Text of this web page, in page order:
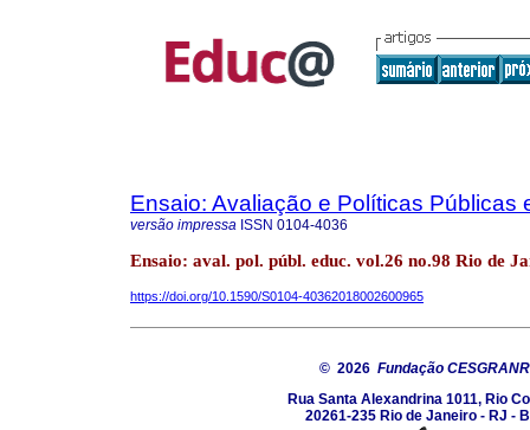
Ensaio: Avaliação e Políticas Públicas
versão impressa ISSN 0104-4036
Ensaio: aval. pol. públ. educ. vol.26 no.98 Rio de
https://doi.org/10.1590/S0104-40362018002600965
© 2026 Fundação
Rua Santa Alexandrina 1011, Rio
20261-235 Rio de Janeiro - RJ -